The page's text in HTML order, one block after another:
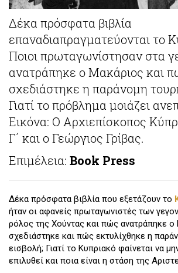
Δέκα πρόσφατα βιβλία
επαναδιαπραγματεύονται το
Ποιοι πρωταγωνίστησαν στα
ανατράπηκε ο Μακάριος και
σχεδιάστηκε η παράνομη
Γιατί το πρόβλημα μοιάζει
Εικόνα: Ο Αρχιεπίσκοπος
Γ΄ και ο Γεώργιος Γρίβας.
Επιμέλεια: Book Press
Δέκα πρόσφατα βιβλία που εξετάζουν το
ήταν οι αφανείς πρωταγωνιστές των
ρόλος της Χούντας και πώς ανατράπηκε
σχεδιάστηκε και πώς εκτυλίχθηκε η
εισβολή; Γιατί το Κυπριακό φαίνεται να
επιλυθεί και ποια είναι η στάση της